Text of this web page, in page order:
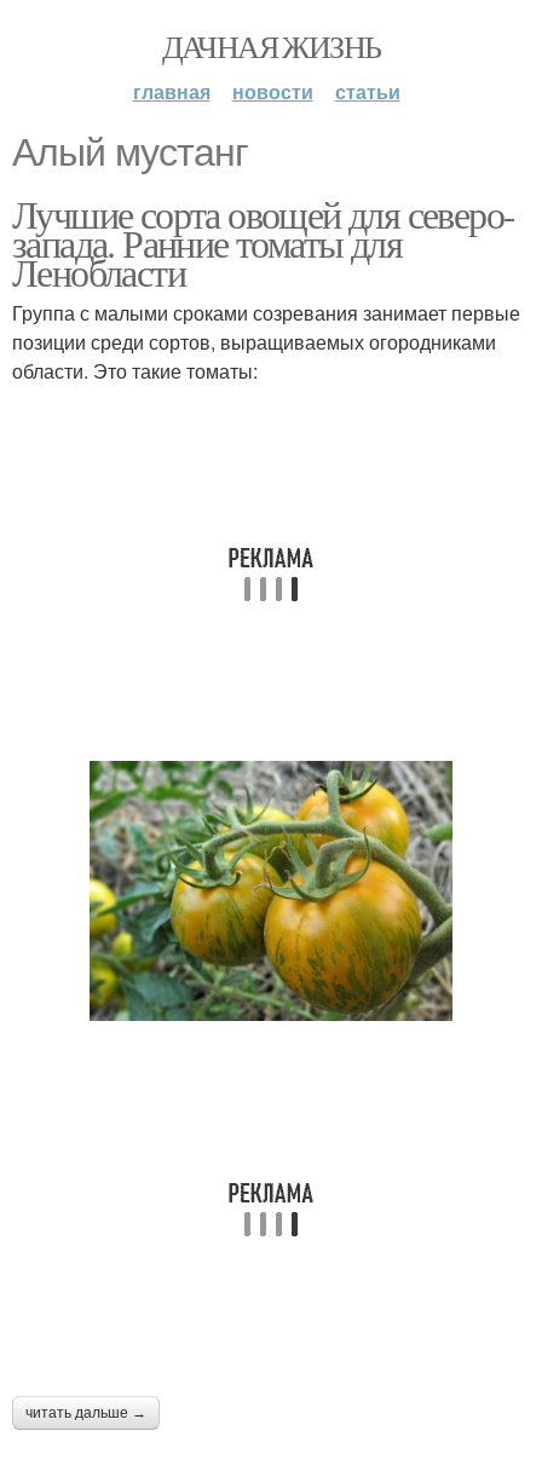
ДАЧНАЯ ЖИЗНЬ
главная новости статьи
Алый мустанг
Лучшие сорта овощей для северо-
запада. Ранние томаты для
Ленобласти
Группа с малыми сроками созревания занимает первые
позиции среди сортов, выращиваемых огородниками
области. Это такие томаты:
читать дальше →